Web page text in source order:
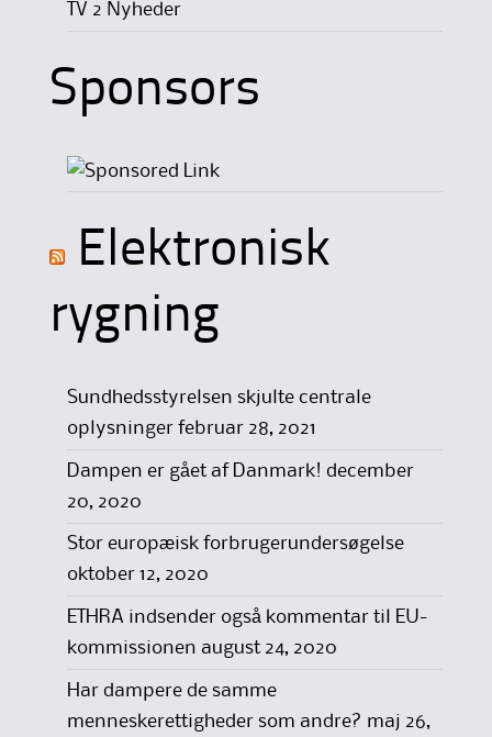
TV 2 Nyheder
Sponsors
Elektronisk
rygning
Sundhedsstyrelsen skjulte centrale
oplysninger februar 28, 2021
Dampen er gået af Danmark! december
20, 2020
Stor europæisk forbrugerundersøgelse
oktober 12, 2020
ETHRA indsender også kommentar til EU-
kommissionen august 24, 2020
Har dampere de samme
menneskerettigheder som andre? maj 26,